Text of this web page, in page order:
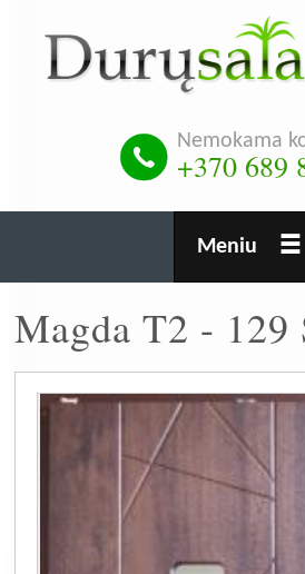
Pereiti
į
turinį
Nemokama
+370 689
Meniu
Magda T2 - 129